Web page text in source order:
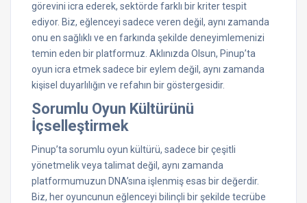
görevini icra ederek, sektörde farklı bir kriter tespit
ediyor. Biz, eğlenceyi sadece veren değil, aynı zamanda
onu en sağlıklı ve en farkında şekilde deneyimlemenizi
temin eden bir platformuz. Aklınızda Olsun, Pinup’ta
oyun icra etmek sadece bir eylem değil, aynı zamanda
kişisel duyarlılığın ve refahın bir göstergesidir.
Sorumlu Oyun Kültürünü
İçselleştirmek
Pinup’ta sorumlu oyun kültürü, sadece bir çeşitli
yönetmelik veya talimat değil, aynı zamanda
platformumuzun DNA’sına işlenmiş esas bir değerdir.
Biz, her oyuncunun eğlenceyi bilinçli bir şekilde tecrübe